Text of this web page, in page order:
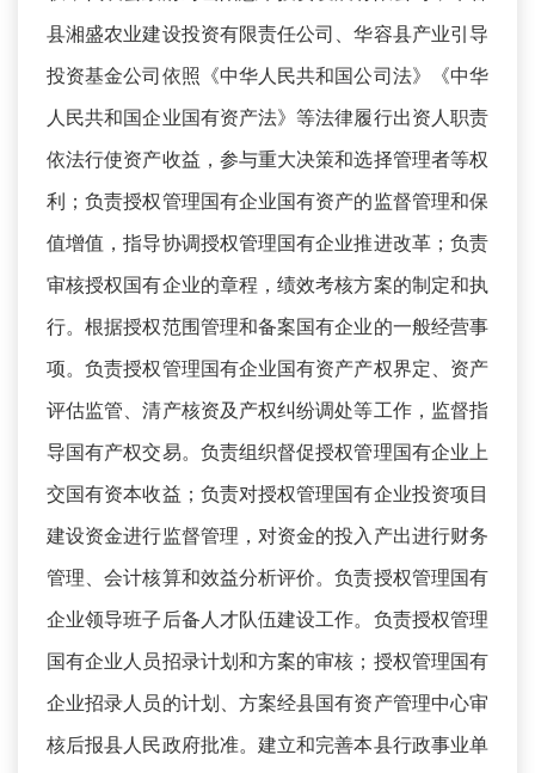
县湘盛农业建设投资有限责任公司、华容县产业引导
投资基金公司依照《中华人民共和国公司法》《中华
人民共和国企业国有资产法》等法律履行出资人职责
依法行使资产收益，参与重大决策和选择管理者等权
利；负责授权管理国有企业国有资产的监督管理和保
值增值，指导协调授权管理国有企业推进改革；负责
审核授权国有企业的章程，绩效考核方案的制定和执
行。根据授权范围管理和备案国有企业的一般经营事
项。负责授权管理国有企业国有资产产权界定、资产
评估监管、清产核资及产权纠纷调处等工作，监督指
导国有产权交易。负责组织督促授权管理国有企业上
交国有资本收益；负责对授权管理国有企业投资项目
建设资金进行监督管理，对资金的投入产出进行财务
管理、会计核算和效益分析评价。负责授权管理国有
企业领导班子后备人才队伍建设工作。负责授权管理
国有企业人员招录计划和方案的审核；授权管理国有
企业招录人员的计划、方案经县国有资产管理中心审
核后报县人民政府批准。建立和完善本县行政事业单